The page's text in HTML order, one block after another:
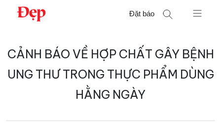
Chuyển
Đặt báo
kiếm
CẢNH BÁO VỀ HỢP CHẤT GÂY BỆNH
UNG THƯ TRONG THỰC PHẨM DÙNG
HẰNG NGÀY